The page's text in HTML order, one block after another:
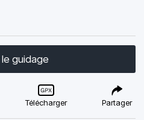
guidage
Télécharger Partager